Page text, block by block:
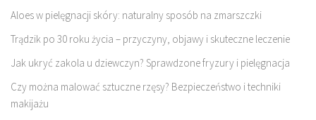
Aloes w pielęgnacji skóry: naturalny sposób na zmarszczki
Trądzik po 30 roku życia – przyczyny, objawy i skuteczne leczenie
Jak ukryć zakola u dziewczyn? Sprawdzone fryzury i pielęgnacja
Czy można malować sztuczne rzęsy? Bezpieczeństwo i techniki
makijażu